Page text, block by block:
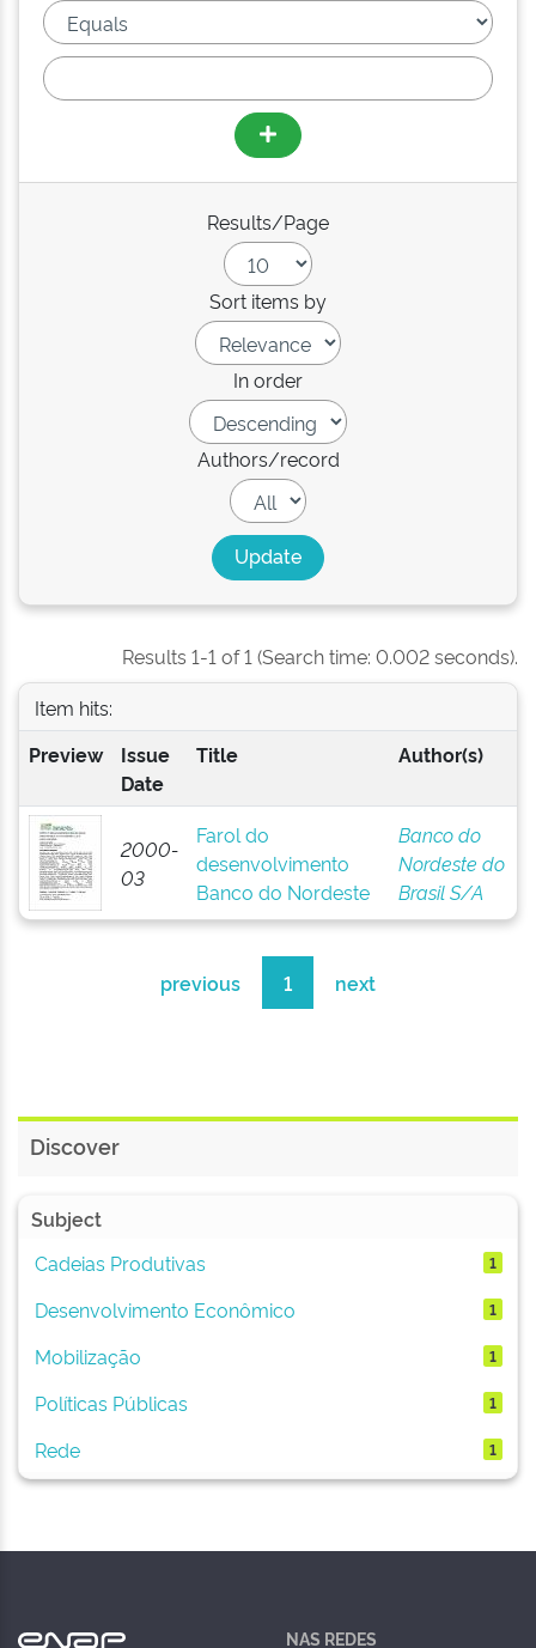
Results/Page
Sort items by
In order
Authors/record
Results 1-1 of 1 (Search time: 0.002 seconds).
Item hits:
Preview
Issue
Date
Title Author(s)
2000-
03
Farol do
desenvolvimento
Banco do Nordeste
Banco do
Nordeste do
Brasil S/A
previous 1 next
Discover
Subject
Cadeias Produtivas
1
Desenvolvimento Econômico 1
Mobilização 1
Políticas Públicas 1
Rede 1
NAS REDES